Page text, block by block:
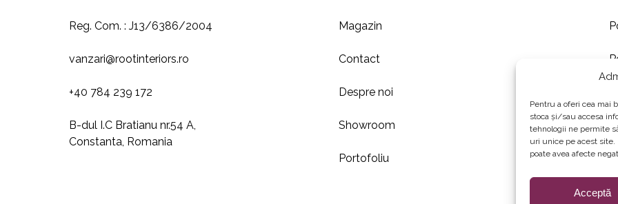
Pentru a oferi cea mai
stoca și/sau accesa
tehnologii ne permite
uri unice pe acest
poate avea afecte
Acceptă
Reg. Com. : J13/6386/2004
vanzari@rootinteriors.ro
+40 784 239 172
B-dul I.C Bratianu nr.54 A,
Constanta, Romania
Magazin
Contact
Despre noi
Showroom
Portofoliu